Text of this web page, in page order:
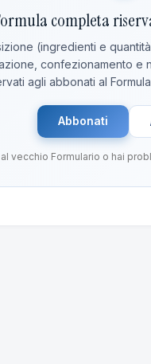
completa
(ingredienti e
confezionamento e
agli abbonati al
Abbonati
vecchio Formulario o hai